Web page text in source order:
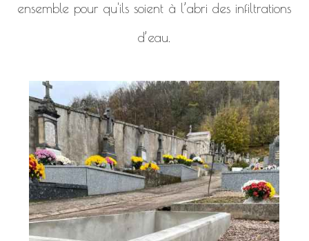
ensemble pour qu'ils soient à l’abri des infiltrations
d’eau.